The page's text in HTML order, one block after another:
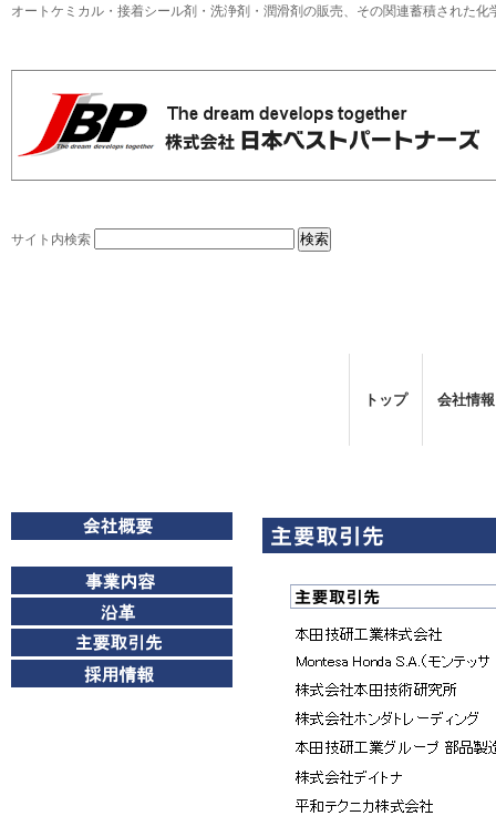
オートケミカル・接着シール剤・洗浄剤・潤滑剤の販売、その関連蓄積された
サイト内検索
会社情報
トップ